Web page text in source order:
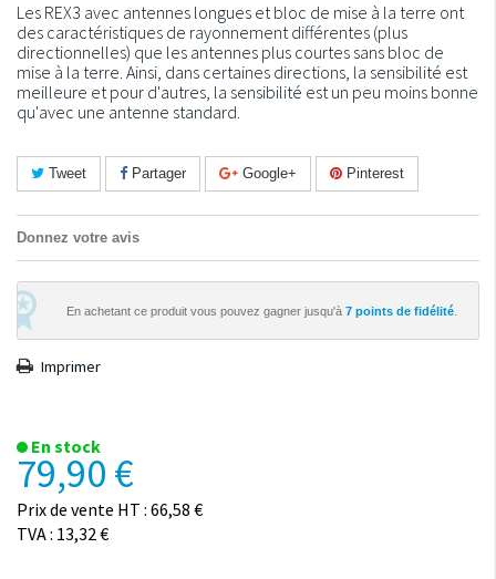
Les REX3 avec antennes longues et bloc de mise à la terre ont
des caractéristiques de rayonnement différentes (plus
directionnelles) que les antennes plus courtes sans bloc de
mise à la terre. Ainsi, dans certaines directions, la sensibilité est
meilleure et pour d'autres, la sensibilité est un peu moins bonne
qu'avec une antenne standard.
Tweet Partager Google+ Pinterest
Donnez votre avis
En achetant ce produit vous pouvez gagner jusqu'à 7 points de fidélité
Imprimer
En stock
79,90 €
Prix de vente HT : 66,58 €
TVA : 13,32 €